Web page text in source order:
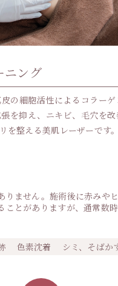
ニング
の細胞活性によるコラー
を抑え、ニキビ、毛穴を
を整える美肌レーザーです。
りません。施術後に赤みや
ことがありますが、通常数
色素沈着
シミ、そばか